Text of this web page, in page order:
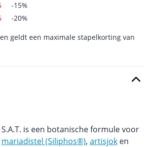
-15%
-20%
geldt een maximale stapelkorting van
is een botanische formule voor
mariadistel (Siliphos®), artisjok en